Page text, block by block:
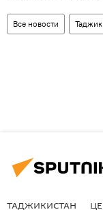
Все новости
ТАДЖИКИСТАН